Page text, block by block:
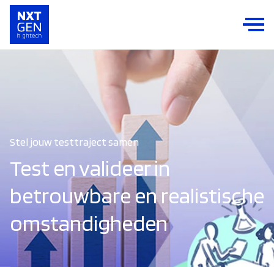
Stel jouw testtraject samen
Test en valideer in
betrouwbare en realistische
omstandigheden